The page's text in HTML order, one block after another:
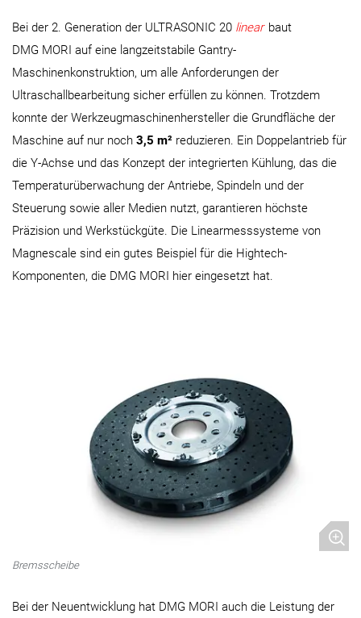
Bei der 2. Generation der ULTRASONIC 20 linear baut
DMG MORI auf eine langzeitstabile Gantry-
Maschinenkonstruktion, um alle Anforderungen der
Ultraschallbearbeitung sicher erfüllen zu können. Trotzdem
konnte der Werkzeugmaschinenhersteller die Grundfläche der
Maschine auf nur noch 3,5 m² reduzieren. Ein Doppelantrieb für
die Y-Achse und das Konzept der integrierten Kühlung, das die
Temperaturüberwachung der Antriebe, Spindeln und der
Steuerung sowie aller Medien nutzt, garantieren höchste
Präzision und Werkstückgüte. Die Linearmesssysteme von
Magnescale sind ein gutes Beispiel für die Hightech-
Komponenten, die DMG MORI hier eingesetzt hat.
Bremsscheibe
Bei der Neuentwicklung hat DMG MORI auch die Leistung der